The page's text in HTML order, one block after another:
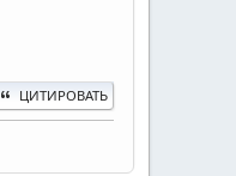
ЦИТИРОВАТЬ